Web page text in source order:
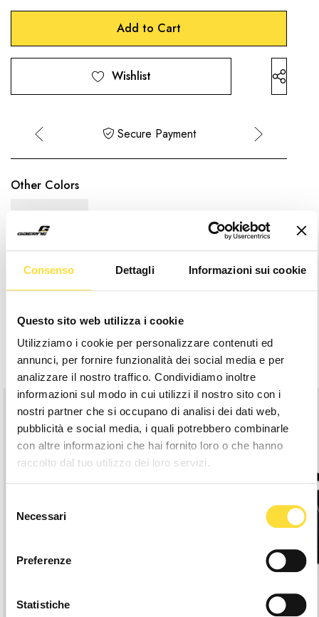
Consenso Dettagli Informazioni sui cookie
Questo sito web utilizza i cookie
Utilizziamo i cookie per personalizzare contenuti ed
annunci, per fornire funzionalità dei social media e per
analizzare il nostro traffico. Condividiamo inoltre
informazioni sul modo in cui utilizzi il nostro sito con i
nostri partner che si occupano di analisi dei dati web,
pubblicità e social media, i quali potrebbero combinarle
con altre informazioni che hai fornito loro o che hanno
raccolto dal tuo utilizzo dei loro servizi.
delNecessari
Preferenze
Statistiche
Hurry
Current
Wishlist
Secure Payment
Other Colors
Description
Related Products